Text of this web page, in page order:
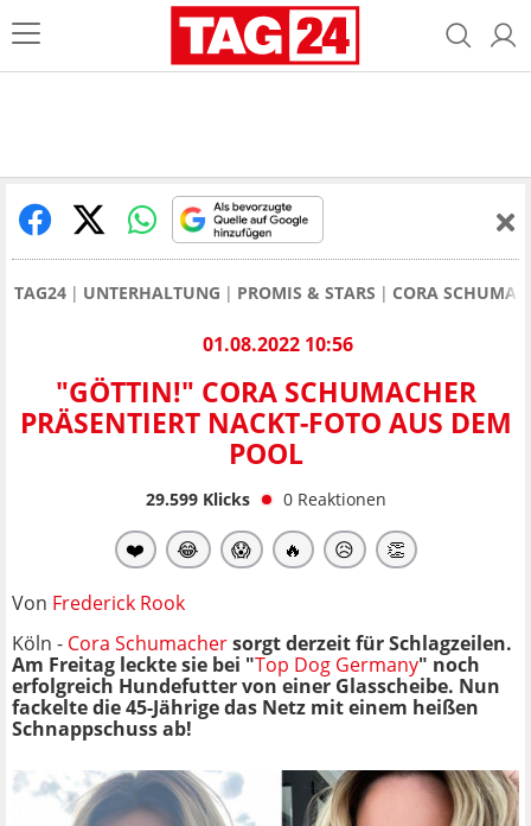
TAG24 UNTERHALTUNG PROMIS & STARS CORA
01.08.2022 10:56
"GÖTTIN!" CORA SCHUMACHER
PRÄSENTIERT NACKT-FOTO AUS DEM
POOL
29.599Klicks 0 Reaktionen
❤️ 😂 😱 🔥 😥 👏
Von Frederick Rook
Köln - Cora Schumachersorgt derzeit für Schlagzeilen.
Am Freitag leckte sie bei "Top Dog Germany" noch
erfolgreich Hundefutter von einer Glasscheibe. Nun
fackelte die 45-Jährige das Netz mit einem heißen
Schnappschuss ab!